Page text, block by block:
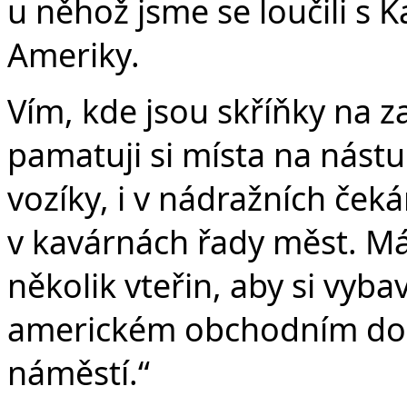
u něhož jsme se loučili s
Ameriky.
Vím, kde jsou skříňky na
pamatuji si místa na
vozíky, i v nádražních
v kavárnách řady měst.
několik vteřin, aby si
americkém obchodním
náměstí.“